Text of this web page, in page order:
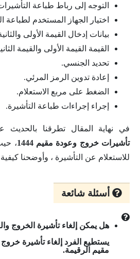
التوجه إلى رباط طباعة
اختيار الجهاز المستخدم لطباعة
بيانات إدخال القيمة الأولى
القيمة القيمة الأولى والقيمة
تحديد الجنسي.
إعادة تدوين الرمز المرئي.
الضغط على مربع الاستعلام.
إجراء إجراءات طباعة التأشيرة.
في نهاية المقال تطرقنا
تأشيرات خروج وعودة مقيم 1444
،
للاستعلام عن التأشيرة ، وأوضحنا
أسئلة شائعة
هل يمكن إلغاء تأشيرة الخروج
يستطيع الفرد إلغاء تأشيرة
مقيم الرقيمة.